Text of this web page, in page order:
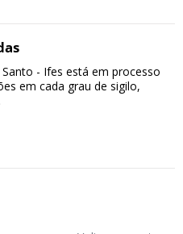
- Ifes está em processo
em cada grau de sigilo,